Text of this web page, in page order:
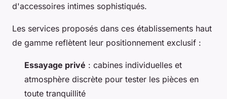
d'accessoires intimes sophistiqués.
Les services proposés dans ces établissements haut
de gamme reflètent leur positionnement exclusif :
Essayage privé : cabines individuelles et
atmosphère discrète pour tester les pièces en
toute tranquillité